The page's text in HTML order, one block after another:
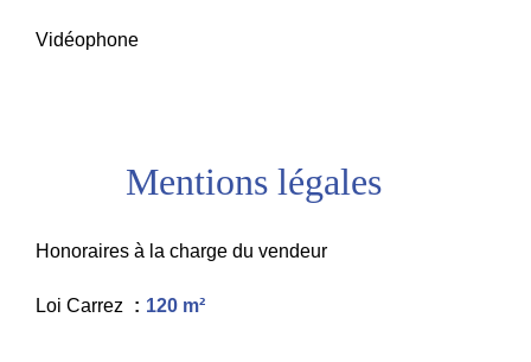
Vidéophone
Mentions légales
Honoraires à la charge du vendeur
Loi Carrez 120 m²